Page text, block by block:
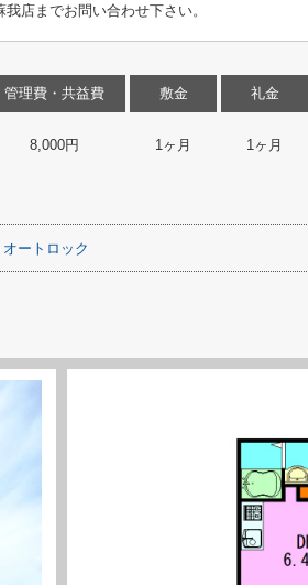
店までお問い合わせ下さい。
管理費・共益費
8,000円
敷金
1ヶ月
礼金
1ヶ月
オートロック